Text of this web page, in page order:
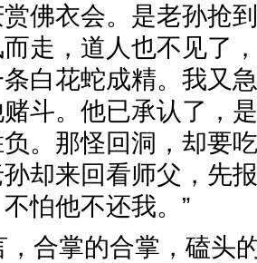
佛衣会。是老孙抢
走，道人也不见了
白花蛇成精。我又
斗。他已承认了，
负。那怪回洞，却要
却来回看师父，先
不怕他不还我。”
合掌的合掌，磕头